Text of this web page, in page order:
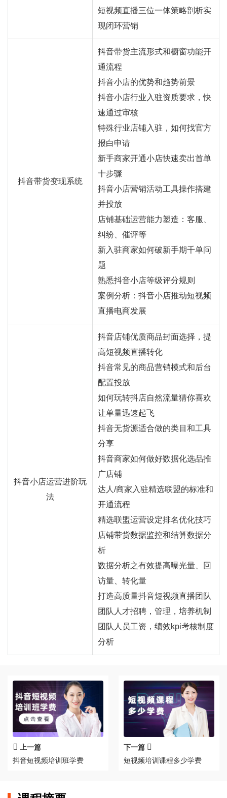
短视频直播三位一体策略剖析实
现闭环营销
抖音带货变现系统
抖音带货主流形式和橱窗功能开
通流程
抖音小店的优势和趋势前景
抖音小店行业入驻资质要求，快
速通过审核
特殊行业店铺入驻，如何找官方
报白申请
新手商家开通小店快速卖出首单
十步骤
抖音小店营销活动工具操作搭建
并投放
店铺基础运营能力塑造：客服、
纠纷、催评等
新入驻商家如何破新手期千单问
题
熟悉抖音小店等级评分规则
案例分析：抖音小店推动短视频
直播电商发展
抖音小店运营进阶玩
法
抖音店铺优质商品封面选择，提
高短视频直播转化
抖音常见的商品营销模式和后台
配置投放
如何玩转抖店自然流量猜你喜欢
让单量迅速起飞
抖音无货源适合做的类目和工具
分享
抖音商家如何做好数据化选品推
广店铺
达人/商家入驻精选联盟的标准和
开通流程
精选联盟运营设定排名优化技巧
店铺带货数据监控和结算数据分
析
数据分析之有效提高曝光量、回
访量、转化量
打造高质量抖音短视频直播团队
团队人才招聘，管理，培养机制
团队人员工资，绩效kpi考核制度
分析
上一篇
抖音短视频培训班学费
下一篇
短视频培训课程多少学费